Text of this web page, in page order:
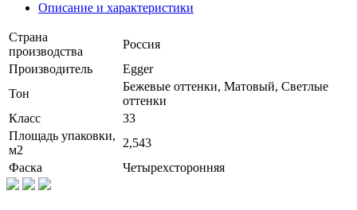
Описание и характеристики
Страна
производства
Россия
Производитель
Egger
Тон
Бежевые оттенки, Матовый, Светлые
оттенки
Класс
33
Площадь упаковки,
м2
2,543
Фаска
Четырехсторонняя